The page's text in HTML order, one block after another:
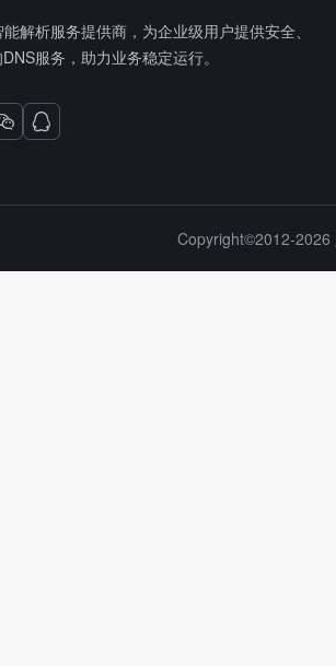
解析服务提供商，为企业级用户提供安全、
服务，助力业务稳定运行。
Copyright©2012-2026